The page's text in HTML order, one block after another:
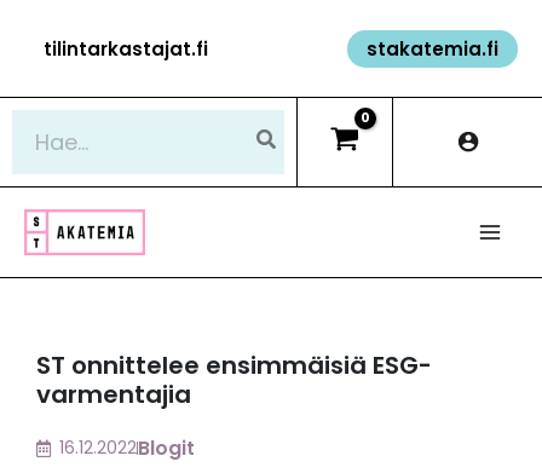
sisältöön
tilintarkastajat.fi stakatemia.fi
ST onnittelee ensimmäisiä ESG-
varmentajia
16.12.2022Blogit